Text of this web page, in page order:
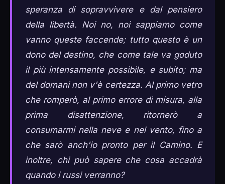
speranza di sopravvivere e dal pensiero
della libertà. Noi no, noi sappiamo come
vanno queste faccende; tutto questo è un
dono del destino, che come tale va goduto
il più intensamente possibile, e subito; ma
del domani non v'è certezza. Al primo vetro
che romperò, al primo errore di misura, alla
prima disattenzione, ritornerò a
consumarmi nella neve e nel vento, fino a
che sarò anch'io pronto per il Camino. E
inoltre, chi può sapere che cosa accadrà
quando i russi verranno?